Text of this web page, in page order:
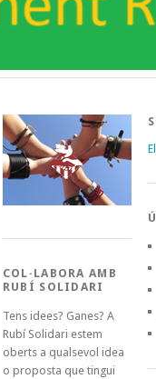
COL·LABORA AMB
RUBÍ SOLIDARI
Tens idees? Ganes? A
Rubí Solidari estem
oberts a qualsevol idea
o proposta que tingui